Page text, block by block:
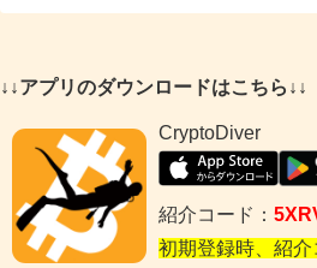
↓↓アプリのダウンロードはこちら↓↓
CryptoDiver
紹介コード：
初期登録時、紹